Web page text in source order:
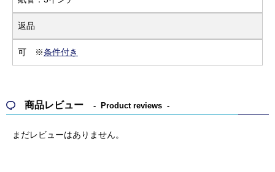
返品
可 ※条件付き
商品レビュー Product reviews
まだレビューはありません。